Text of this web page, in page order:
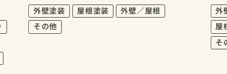
外壁塗装 屋根塗装
外壁／屋根
その他
外
屋
そ